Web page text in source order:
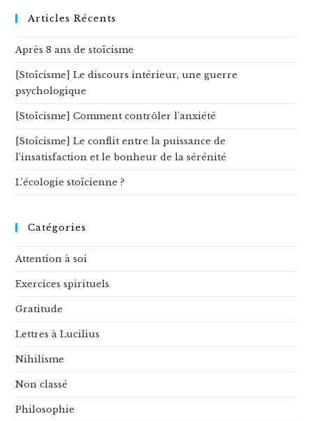
siteArticles Récents
Après 8 ans de stoïcisme
[Stoïcisme] Le discours intérieur, une guerre
psychologique
[Stoïcisme] Comment contrôler l’anxiété
[Stoïcisme] Le conflit entre la puissance de
l’insatisfaction et le bonheur de la sérénité
L’écologie stoïcienne ?
Catégories
Attention à soi
Exercices spirituels
Gratitude
Lettres à Lucilius
Nihilisme
Non classé
Philosophie